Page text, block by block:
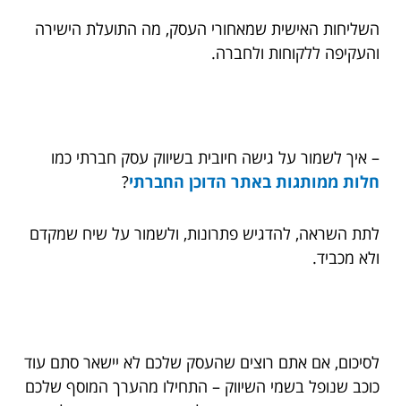
השליחות האישית שמאחורי העסק, מה התועלת הישירה
והעקיפה ללקוחות ולחברה.
– איך לשמור על גישה חיובית בשיווק עסק חברתי כמו
חלות ממותגות באתר הדוכן החברתי?
לתת השראה, להדגיש פתרונות, ולשמור על שיח שמקדם
ולא מכביד.
לסיכום, אם אתם רוצים שהעסק שלכם לא יישאר סתם עוד
כוכב שנופל בשמי השיווק – התחילו מהערך המוסף שלכם